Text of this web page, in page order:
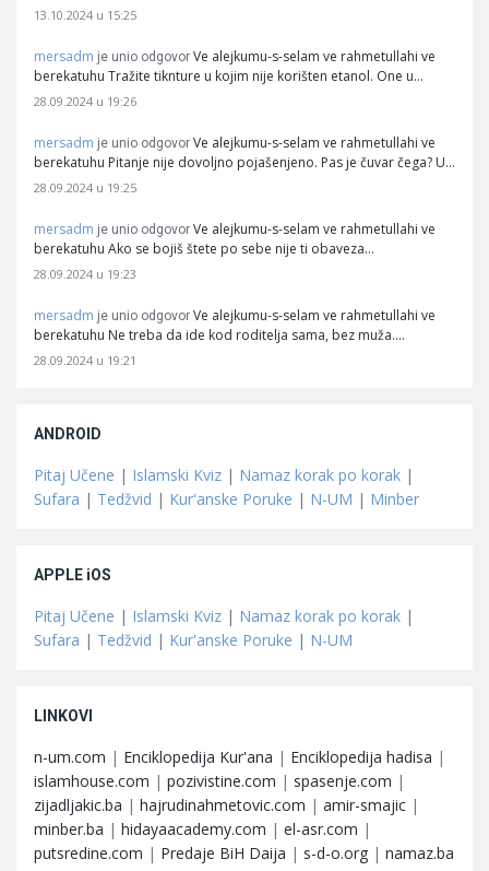
13.10.2024 u 15:25
mersadm je unio odgovor Ve alejkumu-s-selam ve rahmetullahi ve
berekatuhu Tražite tiknture u kojim nije korišten etanol. One u…
28.09.2024 u 19:26
mersadm je unio odgovor Ve alejkumu-s-selam ve rahmetullahi ve
berekatuhu Pitanje nije dovoljno pojašenjeno. Pas je čuvar čega? U…
28.09.2024 u 19:25
mersadm je unio odgovor Ve alejkumu-s-selam ve rahmetullahi ve
berekatuhu Ako se bojiš štete po sebe nije ti obaveza…
28.09.2024 u 19:23
mersadm je unio odgovor Ve alejkumu-s-selam ve rahmetullahi ve
berekatuhu Ne treba da ide kod roditelja sama, bez muža.…
28.09.2024 u 19:21
ANDROID
Pitaj Učene | Islamski Kviz | Namaz korak po korak |
Sufara | Tedžvid | Kur'anske Poruke | N-UM | Minber
APPLE iOS
Pitaj Učene | Islamski Kviz | Namaz korak po korak |
Sufara | Tedžvid | Kur'anske Poruke | N-UM
LINKOVI
n-um.com | Enciklopedija Kur'ana | Enciklopedija hadisa |
islamhouse.com | pozivistine.com | spasenje.com |
zijadljakic.ba | hajrudinahmetovic.com | amir-smajic |
minber.ba | hidayaacademy.com | el-asr.com |
putsredine.com | Predaje BiH Daija | s-d-o.org | namaz.ba